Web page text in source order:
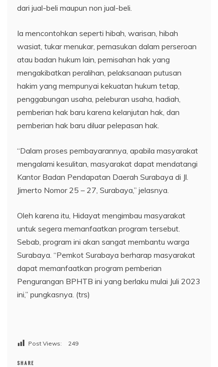
dari jual-beli maupun non jual-beli.
Ia mencontohkan seperti hibah, warisan, hibah
wasiat, tukar menukar, pemasukan dalam perseroan
atau badan hukum lain, pemisahan hak yang
mengakibatkan peralihan, pelaksanaan putusan
hakim yang mempunyai kekuatan hukum tetap,
penggabungan usaha, peleburan usaha, hadiah,
pemberian hak baru karena kelanjutan hak, dan
pemberian hak baru diluar pelepasan hak.
“Dalam proses pembayarannya, apabila masyarakat
mengalami kesulitan, masyarakat dapat mendatangi
Kantor Badan Pendapatan Daerah Surabaya di Jl.
Jimerto Nomor 25 – 27, Surabaya,” jelasnya.
Oleh karena itu, Hidayat mengimbau masyarakat
untuk segera memanfaatkan program tersebut.
Sebab, program ini akan sangat membantu warga
Surabaya. “Pemkot Surabaya berharap masyarakat
dapat memanfaatkan program pemberian
Pengurangan BPHTB ini yang berlaku mulai Juli 2023
ini,” pungkasnya. (trs)
Post Views: 249
SHARE